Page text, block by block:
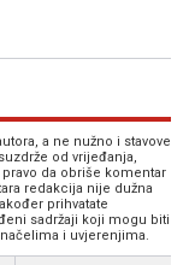
a ne nužno i stavove
od vrijeđanja,
pravo da obriše komentar
redakcija nije dužna
prihvatate
sadržaji koji mogu biti
i uvjerenjima.